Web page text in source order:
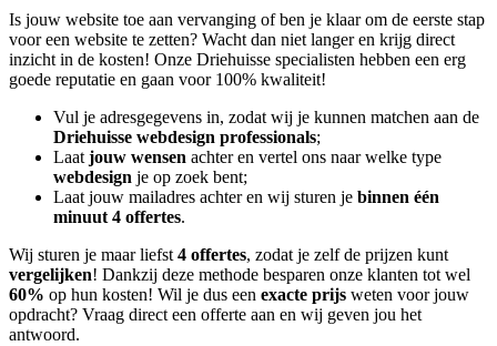
Is jouw website toe aan vervanging of ben je klaar om de eerste stap
voor een website te zetten? Wacht dan niet langer en krijg direct
inzicht in de kosten! Onze Driehuisse specialisten hebben een erg
goede reputatie en gaan voor 100% kwaliteit!
Vul je adresgegevens in, zodat wij je kunnen matchen aan de
Driehuisse webdesign professionals;
Laat jouw wensen achter en vertel ons naar welke type
webdesign je op zoek bent;
Laat jouw mailadres achter en wij sturen je binnen één
minuut 4 offertes.
Wij sturen je maar liefst 4 offertes, zodat je zelf de prijzen kunt
vergelijken! Dankzij deze methode besparen onze klanten tot wel
60% op hun kosten! Wil je dus een exacte prijs weten voor jouw
opdracht? Vraag direct een offerte aan en wij geven jou het
antwoord.